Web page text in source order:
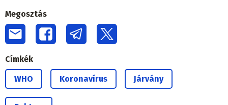
Megosztás
Címkék
WHO Koronavírus Járvány